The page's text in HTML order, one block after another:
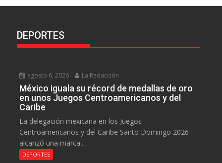
DEPORTES
agosto 6, 2026 La Redacción
México iguala su récord de medallas de oro
en unos Juegos Centroamericanos y del
Caribe
La delegación mexicana en los Juegos
Centroamericanos y del Caribe Santo Domingo 2026
alcanzó una marca...
DEPORTES